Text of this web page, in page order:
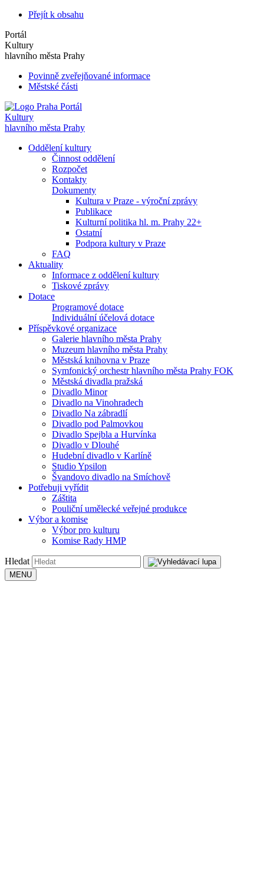
Přejít k obsahu
Portál
Kultury
hlavního města Prahy
Povinně zveřejňované informace
Městské části
Portál
Kultury
hlavního města Prahy
Oddělení kultury
Činnost oddělení
Rozpočet
Kontakty
Dokumenty
Kultura v Praze - výroční zprávy
Publikace
Kulturní politika hl. m. Prahy 22+
Ostatní
Podpora kultury v Praze
FAQ
Aktuality
Informace z oddělení kultury
Tiskové zprávy
Dotace
Programové dotace
Individuální účelová dotace
Příspěvkové organizace
Galerie hlavního města Prahy
Muzeum hlavního města Prahy
Městská knihovna v Praze
Symfonický orchestr hlavního města Prahy FOK
Městská divadla pražská
Divadlo Minor
Divadlo na Vinohradech
Divadlo Na zábradlí
Divadlo pod Palmovkou
Divadlo Spejbla a Hurvínka
Divadlo v Dlouhé
Hudební divadlo v Karlíně
Studio Ypsilon
Švandovo divadlo na Smíchově
Potřebuji vyřídit
Záštita
Pouliční umělecké veřejné produkce
Výbor a komise
Výbor pro kulturu
Komise Rady HMP
Hledat
MENU